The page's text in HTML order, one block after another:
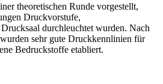
theoretischen Runde vorgestellt,
Druckvorstufe,
durchleuchtet wurden. Nach
sehr gute Druckkennlinien für
Bedruckstoffe etabliert.